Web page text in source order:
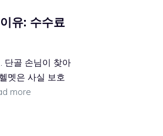
유: 수수료
단골 손님이 찾아
멧은 사실 보호
more